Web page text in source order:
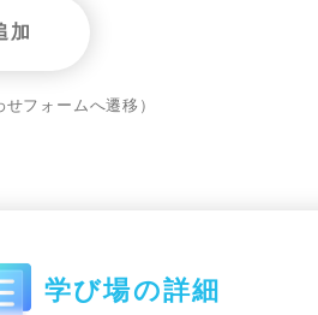
加
フォームへ遷移）
学び場の詳細